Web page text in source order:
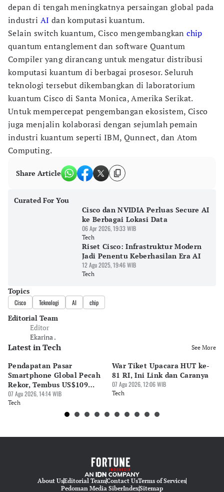
depan di tengah meningkatnya persaingan global pada
industri AI dan komputasi kuantum.
Selain switch kuantum, Cisco mengembangkanchip
quantum entanglement dan software Quantum
Compiler yang dirancang untuk mengatur distribusi
komputasi kuantum di berbagai prosesor. Seluruh
teknologi tersebut dikembangkan di laboratorium
kuantum Cisco di Santa Monica, Amerika Serikat.
Untuk mempercepat pengembangan ekosistem, Cisco
juga menjalin kolaborasi dengan sejumlah pemain
industri kuantum seperti IBM, Qunnect, dan Atom
Computing.
Share Article
Curated For You
Cisco dan NVIDIA Perluas Secure AI
ke Berbagai Lokasi Data
06 Apr 2026, 19:33 WIB
Tech
Riset Cisco: Infrastruktur Modern
Jadi Penentu Keberhasilan Era AI
12 Agu 2025, 19:46 WIB
Tech
Topics
Cisco Teknologi AI chip
Editorial Team
Editor
Ekarina .
Latest in Tech See More
Pendapatan Pasar
Smartphone Global Pecah
Rekor, Tembus US$109
Miliar
07 Agu 2026, 14:14 WIB
Tech
War Tiket Upacara HUT ke-
81 RI, Ini Link dan Caranya
07 Agu 2026, 12:06 WIB
Tech
About UsEditorial TeamContact UsTerms of Services
Pedoman Media SiberIndexSitemap